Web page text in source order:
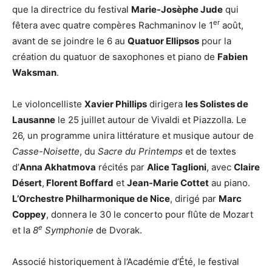
que la directrice du festival Marie-Josèphe Jude qui
fêtera avec quatre compères Rachmaninov le 1er août,
avant de se joindre le 6 au Quatuor Ellipsos pour la
création du quatuor de saxophones et piano de Fabien
Waksman.
Le violoncelliste Xavier Phillips dirigera les Solistes de
Lausanne le 25 juillet autour de Vivaldi et Piazzolla. Le
26, un programme unira littérature et musique autour de
Casse-Noisette, du Sacre du Printemps et de textes
d’Anna Akhatmova récités par Alice Taglioni, avec Claire
Désert, Florent Boffard et Jean-Marie Cottet au piano.
L’Orchestre Philharmonique de Nice, dirigé par Marc
Coppey, donnera le 30 le concerto pour flûte de Mozart
et la 8e Symphonie de Dvorak.
Associé historiquement à l’Académie d’Été, le festival